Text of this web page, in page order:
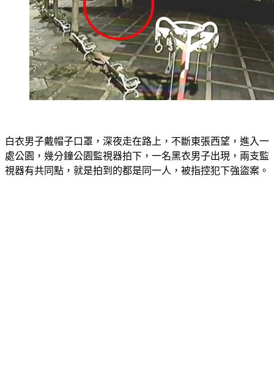
處公園，幾分鐘公園監視器拍下，一名黑衣男子出現，兩支監
視器有共同點，就是拍到的都是同一人，被指控犯下強盜案。